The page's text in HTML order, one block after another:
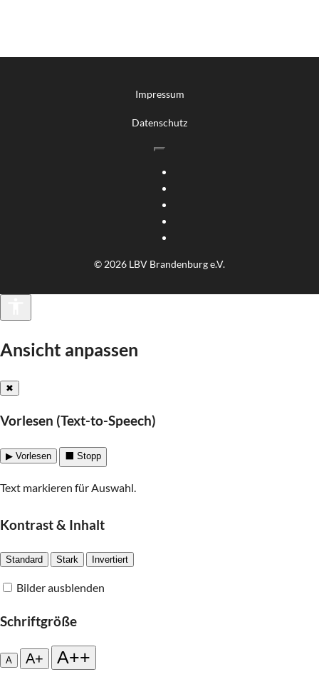
© 2026 LBV Brandenburg e.V.
Impressum
Datenschutz
Barrierefreiheit
Ansicht anpassen
✖
Vorlesen (Text-to-Speech)
▶ Vorlesen ⬛ Stopp
Text markieren für Auswahl.
Kontrast & Inhalt
Standard Stark Invertiert
Bilder ausblenden
Schriftgröße
A A+ A++